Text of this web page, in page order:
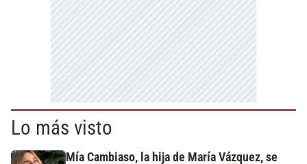
Lo más visto
Mía Cambiaso, la hija de María Vázquez, se